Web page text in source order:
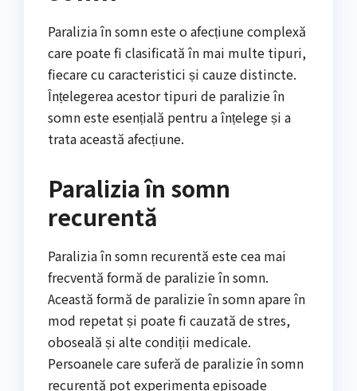
Paralizia în somn este o afecțiune complexă
care poate fi clasificată în mai multe tipuri,
fiecare cu caracteristici și cauze distincte.
Înțelegerea acestor tipuri de paralizie în
somn este esențială pentru a înțelege și a
trata această afecțiune.
Paralizia în somn
recurentă
Paralizia în somn recurentă este cea mai
frecventă formă de paralizie în somn.
Această formă de paralizie în somn apare în
mod repetat și poate fi cauzată de stres,
oboseală și alte condiții medicale.
Persoanele care suferă de paralizie în somn
recurentă pot experimenta episoade